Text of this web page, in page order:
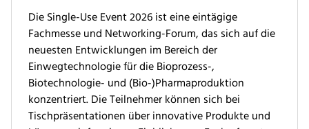
Die Single-Use Event 2026 ist eine eintägige
Fachmesse und Networking-Forum, das sich auf die
neuesten Entwicklungen im Bereich der
Einwegtechnologie für die Bioprozess-,
Biotechnologie- und (Bio-)Pharmaproduktion
konzentriert. Die Teilnehmer können sich bei
Tischpräsentationen über innovative Produkte und